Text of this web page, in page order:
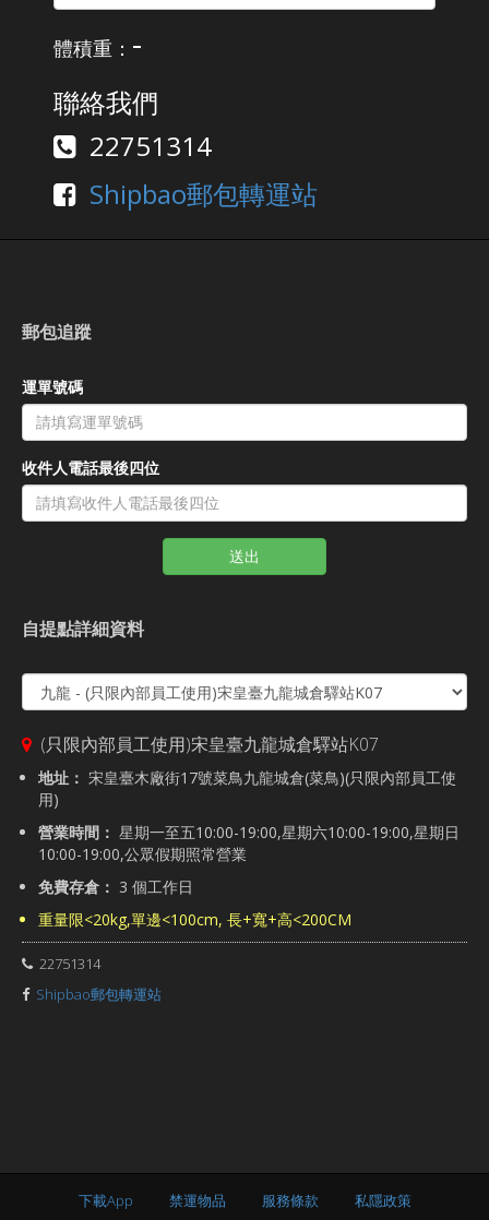
體積重： -
聯絡我們
22751314
Shipbao郵包轉運站
郵包追蹤
運單號碼
收件人電話最後四位
送出
自提點詳細資料
(只限內部員工使用)宋皇臺九龍城倉驛站K07
地址： 宋皇臺木廠街17號菜鳥九龍城倉(菜鳥)(只限內部員工使
用)
營業時間： 星期一至五10:00-19:00,星期六10:00-19:00,星期日
10:00-19:00,公眾假期照常營業
免費存倉： 3 個工作日
重量限<20kg,單邊<100cm, 長+寬+高<200CM
22751314
Shipbao郵包轉運站
下載App 禁運物品 服務條款 私隱政策